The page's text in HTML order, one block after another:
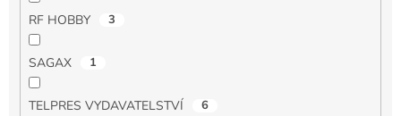
RF HOBBY 3
SAGAX 1
TELPRES VYDAVATELSTVÍ 6